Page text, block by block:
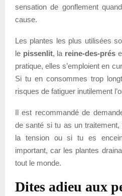
sensation de gonflement
cause.
Les plantes les plus utilisées
le pissenlit, la reine-des-prés
pratique, elles s’emploient en
Si tu en consommes trop
risques de fatiguer inutilement
Il est recommandé de
de santé si tu as un
la tension ou si tu es
important, car les plantes
tout le monde.
Dites adieu aux